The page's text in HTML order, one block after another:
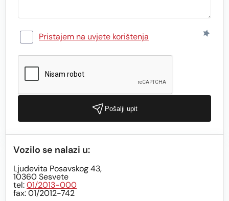
Pristajem na uvjete korištenja
Pošalji upit
Vozilo se nalazi u:
Ljudevita Posavskog 43,
10360 Sesvete
tel:01/2013-000
fax: 01/2012-742